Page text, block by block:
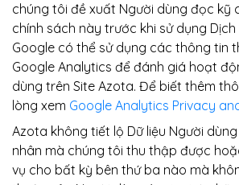
chúng tôi đề xuất Người dùng đọc kỹ
chính sách này trước khi sử dụng
Google có thể sử dụng các thông tin
Google Analytics để đánh giá hoạt
dùng trên Site Azota. Để biết thêm
lòng xem Google Analytics Privacy
Azota không tiết lộ Dữ liệu Người
nhân mà chúng tôi thu thập được
vụ cho bất kỳ bên thứ ba nào mà